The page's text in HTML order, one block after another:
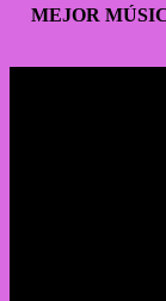
MEJOR